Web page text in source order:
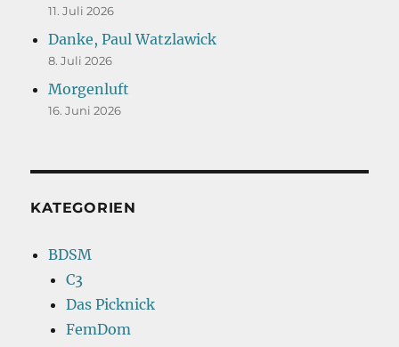
11. Juli 2026
Danke, Paul Watzlawick
8. Juli 2026
Morgenluft
16. Juni 2026
KATEGORIEN
BDSM
C3
Das Picknick
FemDom